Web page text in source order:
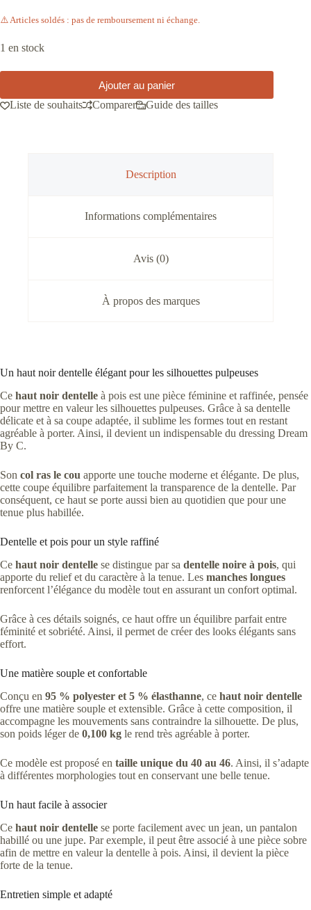
⚠️ Articles soldés : pas de remboursement ni échange.
1 en stock
Ajouter au panier
Liste de souhaits
Comparer Guide des tailles
Description
Informations complémentaires
Avis (0)
À propos des marques
Un haut noir dentelle élégant pour les silhouettes pulpeuses
Ce haut noir dentelle à pois est une pièce féminine et raffinée, pensée
pour mettre en valeur les silhouettes pulpeuses. Grâce à sa dentelle
délicate et à sa coupe adaptée, il sublime les formes tout en restant
agréable à porter. Ainsi, il devient un indispensable du dressing Dream
By C.
Son col ras le cou apporte une touche moderne et élégante. De plus,
cette coupe équilibre parfaitement la transparence de la dentelle. Par
conséquent, ce haut se porte aussi bien au quotidien que pour une
tenue plus habillée.
Dentelle et pois pour un style raffiné
Ce haut noir dentelle se distingue par sa dentelle noire à pois, qui
apporte du relief et du caractère à la tenue. Les manches longues
renforcent l’élégance du modèle tout en assurant un confort optimal.
Grâce à ces détails soignés, ce haut offre un équilibre parfait entre
féminité et sobriété. Ainsi, il permet de créer des looks élégants sans
effort.
Une matière souple et confortable
Conçu en 95 % polyester et 5 % élasthanne, ce haut noir dentelle
offre une matière souple et extensible. Grâce à cette composition, il
accompagne les mouvements sans contraindre la silhouette. De plus,
son poids léger de 0,100 kg le rend très agréable à porter.
Ce modèle est proposé en taille unique du 40 au 46. Ainsi, il s’adapte
à différentes morphologies tout en conservant une belle tenue.
Un haut facile à associer
Ce haut noir dentelle se porte facilement avec un jean, un pantalon
habillé ou une jupe. Par exemple, il peut être associé à une pièce sobre
afin de mettre en valeur la dentelle à pois. Ainsi, il devient la pièce
forte de la tenue.
Entretien simple et adapté